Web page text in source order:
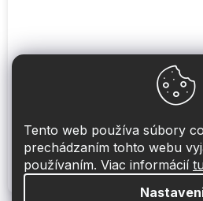
Tento web používa súbory
prechádzaním tohto webu
používaním. Viac informácií tu
CCD parkovacia
79,17 €
SUBARU: Outback IV. [BM